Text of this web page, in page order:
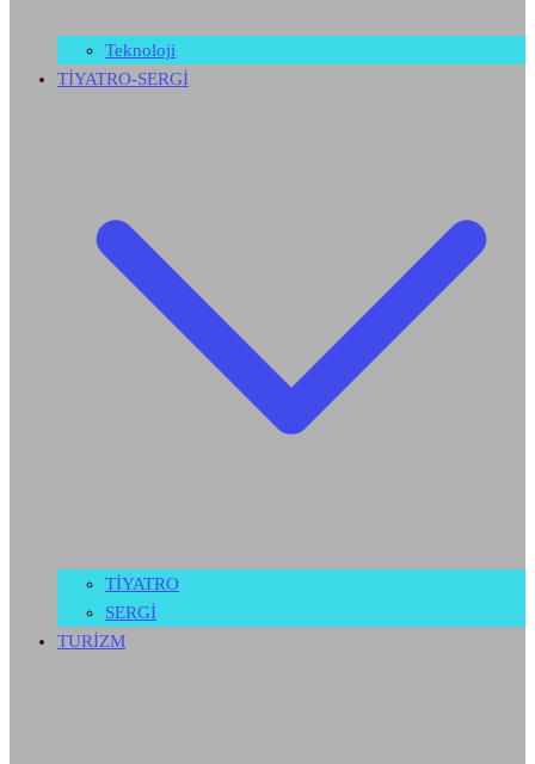
Teknoloji
TİYATRO-SERGİ
TİYATRO
SERGİ
TURİZM